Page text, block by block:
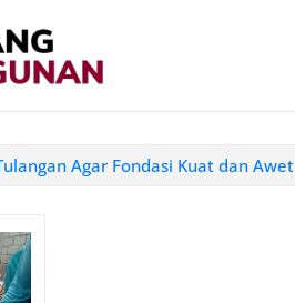
Agar Fondasi Kuat dan Awet